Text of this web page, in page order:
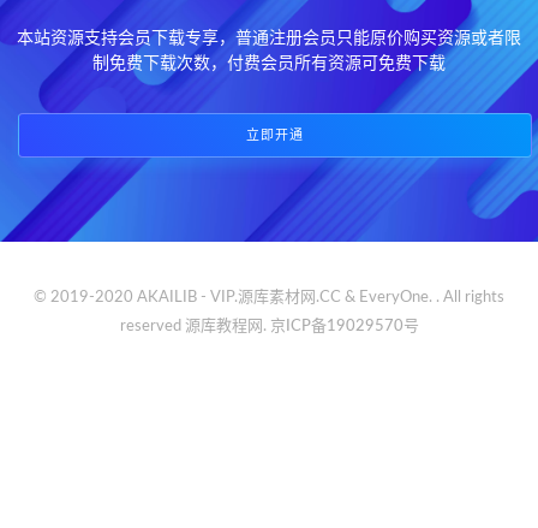
本站资源支持会员下载专享，普通注册会员只能原价购买资源或者限
制免费下载次数，付费会员所有资源可免费下载
立即开通
© 2019-2020 AKAILIB - VIP.源库素材网.CC & EveryOne. . All rights
reserved 源库教程网. 京ICP备19029570号